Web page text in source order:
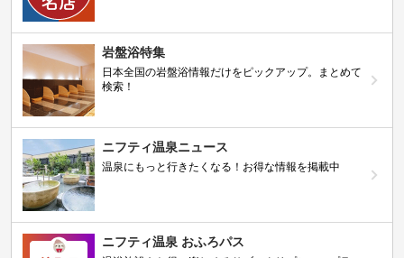
岩盤浴特集
日本全国の岩盤浴情報だけをピックアップ。まとめて
検索！
ニフティ温泉ニュース
温泉にもっと行きたくなる！お得な情報を掲載中
ニフティ温泉 おふろパス